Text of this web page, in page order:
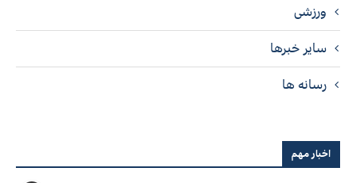
ورزشی
سایر خبرها
رسانه ها
اخبار مهم